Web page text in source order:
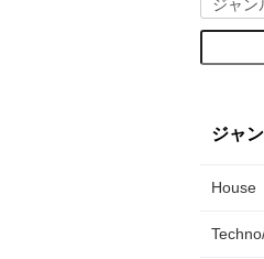
ジャ
House